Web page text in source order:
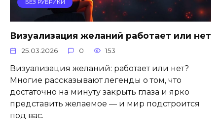
БЕЗ РУБРИКИ
Визуализация желаний работает или нет
25.03.2026 0 153
Визуализация желаний: работает или нет?
Многие рассказывают легенды о том, что
достаточно на минуту закрыть глаза и ярко
представить желаемое — и мир подстроится
под вас.